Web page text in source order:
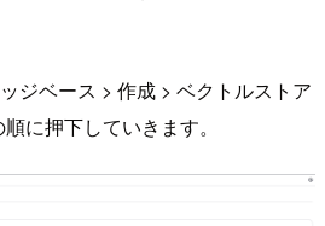
ジベース > 作成 > ベクトルストア
に押下していきます。